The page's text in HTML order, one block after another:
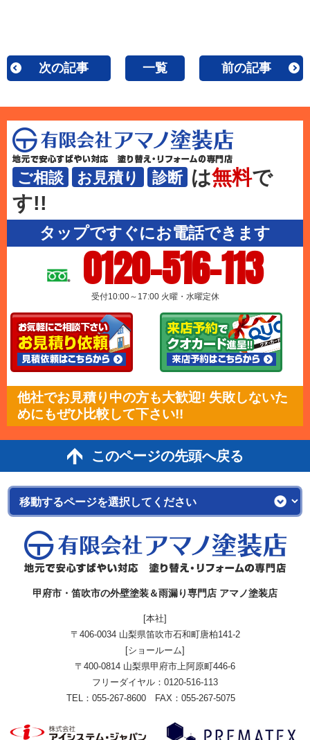
次の記事 一覧 前の記事
ご相談 お見積り 診断 は無料で
す!!
タップですぐにお電話できます
0120-516-113
受付10:00～17:00 火曜・水曜定休
他社でお見積り中の方も大歓迎! 失敗しないた
めにもぜひ比較して下さい!!
このページの先頭へ戻る
甲府市・笛吹市の外壁塗装＆雨漏り専門店 アマノ塗装店
[本社]
〒406-0034 山梨県笛吹市石和町唐柏141-2
[ショールーム]
〒400-0814 山梨県甲府市上阿原町446-6
フリーダイヤル： 0120-516-113
TEL：055-267-8600 FAX：055-267-5075